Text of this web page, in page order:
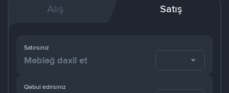
Alış Satış
Qəbul edirsiniz
Satırsınız